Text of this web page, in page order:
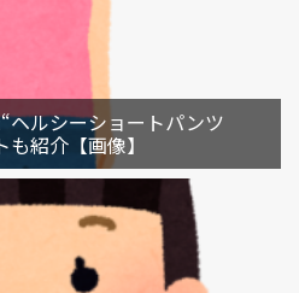
ヘルシーショートパンツ
紹介【画像】